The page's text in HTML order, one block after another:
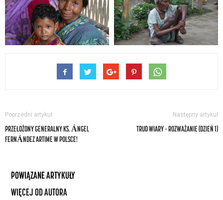
Poprzedni artykuł
PRZEŁOŻONY GENERALNY KS. ÁNGEL
FERNÁNDEZ ARTIME W POLSCE!
Następny artykuł
TRUD WIARY – ROZWAŻANIE (DZIEŃ 1)
POWIĄZANE ARTYKUŁY
WIĘCEJ OD AUTORA